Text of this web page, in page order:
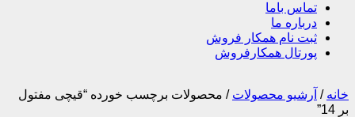
تماس باما
درباره ما
ثبت نام همکار فروش
پورتال همکارفروش
خانه / آرشیو محصولات / محصولات برچسب خورده “قیچی مفتول
بر 14”